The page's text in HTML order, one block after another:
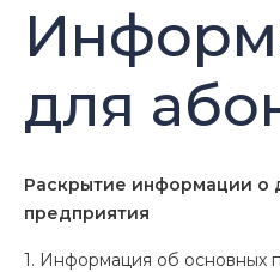
для
Раскрытие информации о
предприятия
1. Информация об основных